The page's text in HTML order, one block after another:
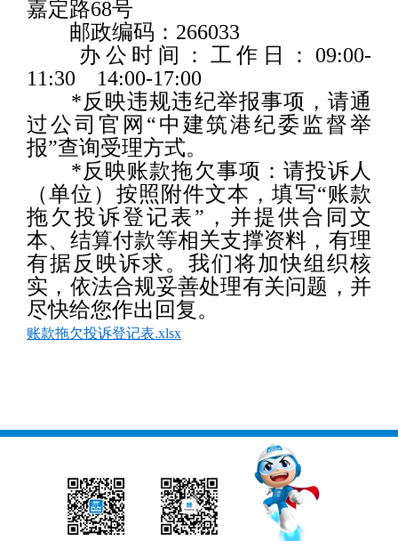
嘉定路68号
邮政编码：266033
办公时间：工作日：09:00-
11:30 14:00-17:00
*反映违规违纪举报事项，请通
过公司官网 “中建筑港纪委监督举
报”查询受理方式。
*反映账款拖欠事项：请投诉人
（单位）按照附件文本，填写“账款
拖欠投诉登记表”，并提供合同文
本、结算付款等相关支撑资料，有理
有据反映诉求。我们将加快组织核
实，依法合规妥善处理有关问题，并
尽快给您作出回复。
账款拖欠投诉登记表.xlsx